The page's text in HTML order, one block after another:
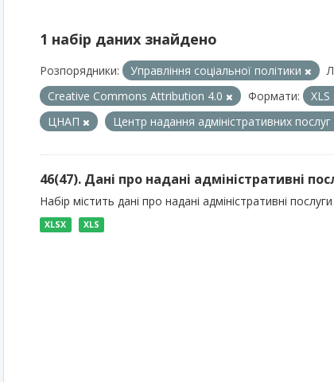
1 набір даних знайдено
Розпорядники: Управління соціальної політики
Creative Commons Attribution 4.0
Формати: XLS
ЦНАП
Центр надання адміністративних послуг
46(47). Дані про надані адміністративні
Набір містить дані про надані адміністративні
XLSX XLS